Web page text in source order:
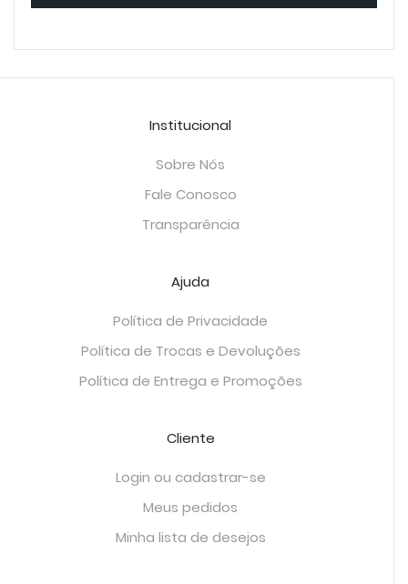
Institucional
Sobre Nós
Fale Conosco
Transparência
Ajuda
Política de Privacidade
Política de Trocas e Devoluções
Política de Entrega e Promoções
Cliente
Login ou cadastrar-se
Meus pedidos
Minha lista de desejos